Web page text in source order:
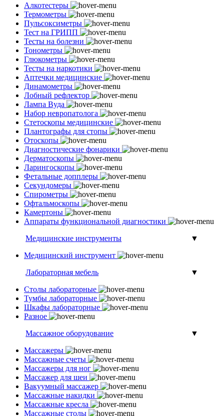
Алкотестеры
Термометры
Пульсоксиметры
Тест на ГРИПП
Тесты на болезни
Тонометры
Глюкометры
Тесты на наркотики
Аптечки медицинские
Динамометры
Лобный рефлектор
Лампа Вуда
Набор невропатолога
Стетоскопы медицинские
Плантографы для стопы
Отоскопы
Диагностические фонарики
Дерматоскопы
Ларингоскопы
Фетальные допплеры
Секундомеры
Спирометры
Офтальмоскопы
Камертоны
Аппараты функциональной диагностики
Медицинские инструменты
▼
Медицинский инструмент
Лабораторная мебель
▼
Столы лабораторные
Тумбы лабораторные
Шкафы лабораторные
Разное
Массажное оборудование
▼
Массажеры
Массажные счеты
Массажеры для ног
Массажер для шеи
Вакуумный массажер
Массажные накидки
Массажные кресла
Массажные столы